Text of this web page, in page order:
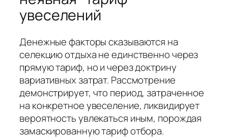
увеселений
Денежные факторы сказываются на
селекцию отдыха не единственно через
прямую тариф, но и через доктрину
вариативных затрат. Рассмотрение
демонстрирует, что период, затраченное
на конкретное увеселение, ликвидирует
вероятность увлекаться иным, порождая
замаскированную тариф отбора.